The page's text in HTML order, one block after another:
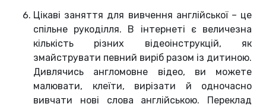
Цікаві заняття для вивчення англійської – це
спільне рукоділля. В інтернеті є величезна
кількість різних відеоінструкцій, як
змайструвати певний виріб разом із дитиною.
Дивлячись англомовне відео, ви можете
малювати, клеїти, вирізати й одночасно
вивчати нові слова англійською. Переклад